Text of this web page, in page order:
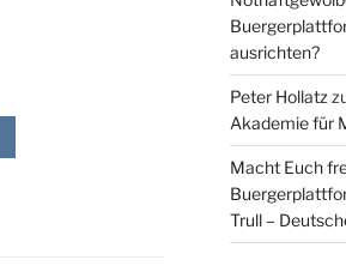
ausrichten?
Peter Hollatz
Akademie für
Macht Euch
Trull –